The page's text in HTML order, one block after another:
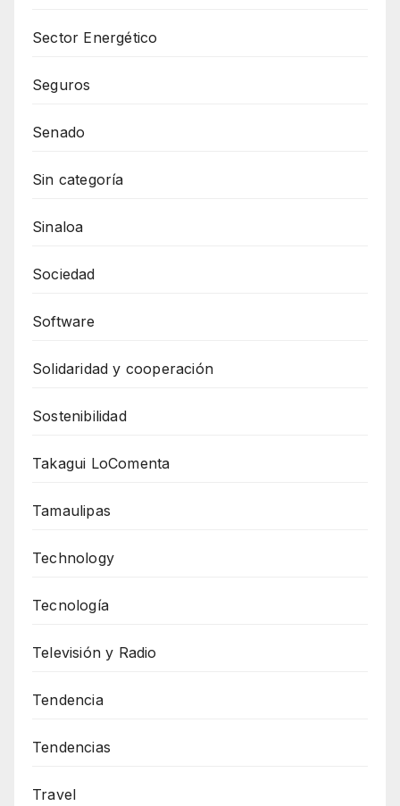
Sector Energético
Seguros
Senado
Sin categoría
Sinaloa
Sociedad
Software
Solidaridad y cooperación
Sostenibilidad
Takagui LoComenta
Tamaulipas
Technology
Tecnología
Televisión y Radio
Tendencia
Tendencias
Travel